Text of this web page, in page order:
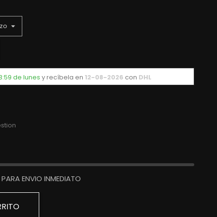
de lunes y recíbela en 12-08-2026 con DHL
ENVIO INMEDIATO